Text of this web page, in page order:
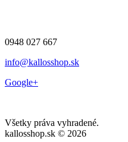
0948 027 667
info@kallosshop.sk
Google+
Všetky práva vyhradené.
kallosshop.sk © 2026